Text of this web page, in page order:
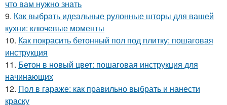
что вам нужно знать
9. Как выбрать идеальные рулонные шторы для вашей
кухни: ключевые моменты
10. Как покрасить бетонный пол под плитку: пошаговая
инструкция
11. Бетон в новый цвет: пошаговая инструкция для
начинающих
12. Пол в гараже: как правильно выбрать и нанести
краску